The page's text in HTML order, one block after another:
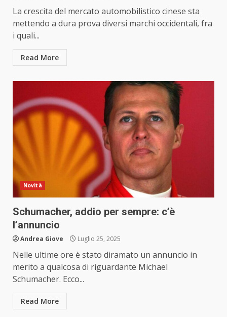
La crescita del mercato automobilistico cinese sta
mettendo a dura prova diversi marchi occidentali, fra
i quali...
Read More
Novità
Schumacher, addio per sempre: c’è
l’annuncio
Andrea Giove Luglio 25, 2025
Nelle ultime ore è stato diramato un annuncio in
merito a qualcosa di riguardante Michael
Schumacher. Ecco...
Read More